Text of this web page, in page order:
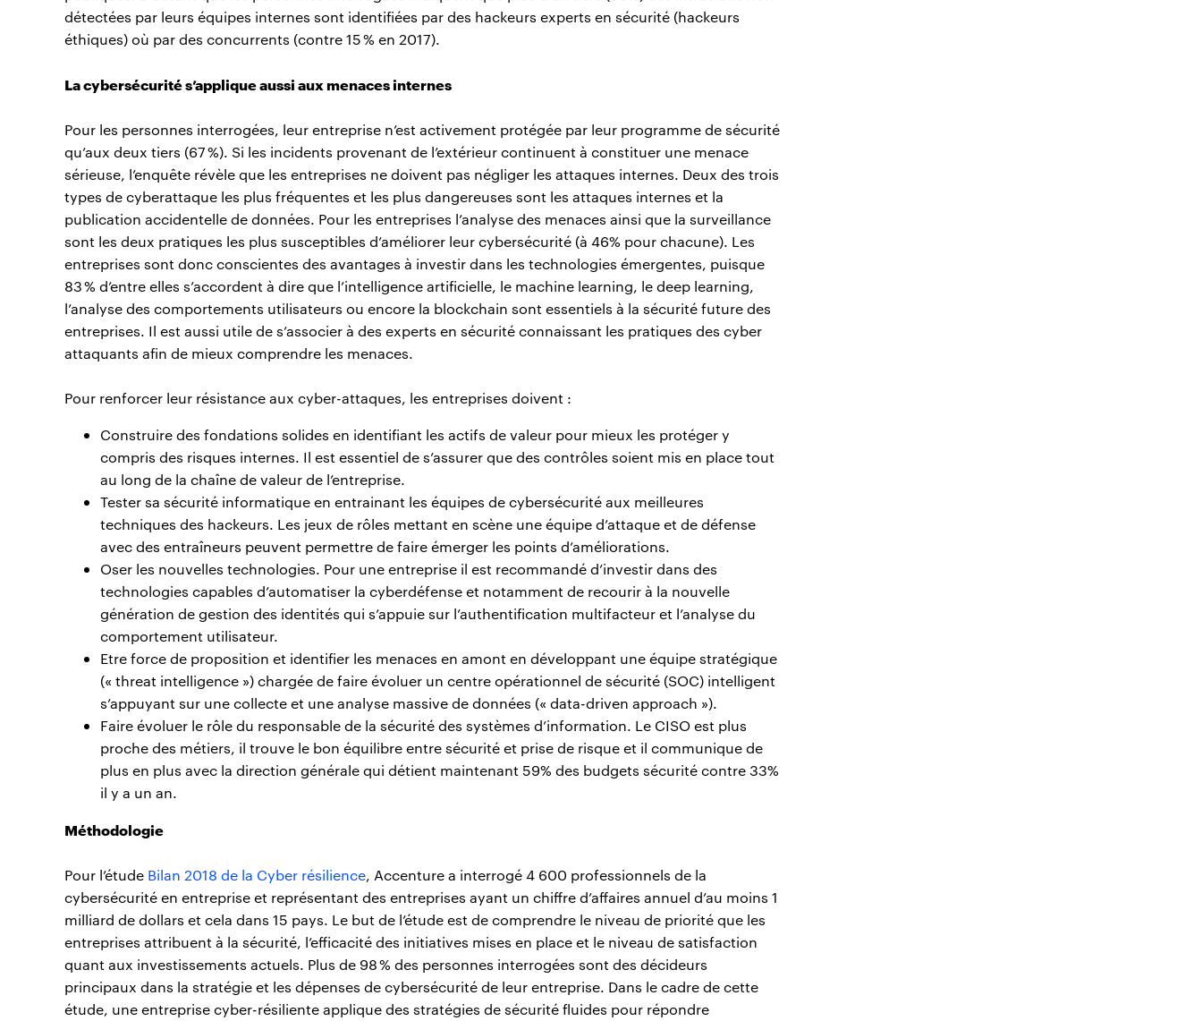
détectées par leurs équipes internes sont identifiées par des hackeurs experts en sécurité (hackeurs
éthiques) où par des concurrents (contre 15 % en 2017).
La cybersécurité s’applique aussi aux menaces internes
Pour les personnes interrogées, leur entreprise n’est activement protégée par leur programme de sécurité
qu’aux deux tiers (67 %). Si les incidents provenant de l’extérieur continuent à constituer une menace
sérieuse, l’enquête révèle que les entreprises ne doivent pas négliger les attaques internes. Deux des trois
types de cyberattaque les plus fréquentes et les plus dangereuses sont les attaques internes et la
publication accidentelle de données. Pour les entreprises l’analyse des menaces ainsi que la surveillance
sont les deux pratiques les plus susceptibles d’améliorer leur cybersécurité (à 46% pour chacune). Les
entreprises sont donc conscientes des avantages à investir dans les technologies émergentes, puisque
83 % d’entre elles s’accordent à dire que l’intelligence artificielle, le machine learning, le deep learning,
l’analyse des comportements utilisateurs ou encore la blockchain sont essentiels à la sécurité future des
entreprises. Il est aussi utile de s’associer à des experts en sécurité connaissant les pratiques des cyber
attaquants afin de mieux comprendre les menaces.
Pour renforcer leur résistance aux cyber-attaques, les entreprises doivent :
Construire des fondations solides en identifiant les actifs de valeur pour mieux les protéger y
compris des risques internes. Il est essentiel de s’assurer que des contrôles soient mis en place tout
au long de la chaîne de valeur de l’entreprise.
Tester sa sécurité informatique en entrainant les équipes de cybersécurité aux meilleures
techniques des hackeurs. Les jeux de rôles mettant en scène une équipe d’attaque et de défense
avec des entraîneurs peuvent permettre de faire émerger les points d’améliorations.
Oser les nouvelles technologies. Pour une entreprise il est recommandé d’investir dans des
technologies capables d’automatiser la cyberdéfense et notamment de recourir à la nouvelle
génération de gestion des identités qui s’appuie sur l’authentification multifacteur et l’analyse du
comportement utilisateur.
Etre force de proposition et identifier les menaces en amont en développant une équipe stratégique
(« threat intelligence ») chargée de faire évoluer un centre opérationnel de sécurité (SOC) intelligent
s’appuyant sur une collecte et une analyse massive de données (« data-driven approach »).
Faire évoluer le rôle du responsable de la sécurité des systèmes d’information. Le CISO est plus
proche des métiers, il trouve le bon équilibre entre sécurité et prise de risque et il communique de
plus en plus avec la direction générale qui détient maintenant 59% des budgets sécurité contre 33%
il y a un an.
Méthodologie
Pour l’étude Bilan 2018 de la Cyber résilience, Accenture a interrogé 4 600 professionnels de la
cybersécurité en entreprise et représentant des entreprises ayant un chiffre d’affaires annuel d’au moins 1
milliard de dollars et cela dans 15 pays. Le but de l’étude est de comprendre le niveau de priorité que les
entreprises attribuent à la sécurité, l’efficacité des initiatives mises en place et le niveau de satisfaction
quant aux investissements actuels. Plus de 98 % des personnes interrogées sont des décideurs
principaux dans la stratégie et les dépenses de cybersécurité de leur entreprise. Dans le cadre de cette
étude, une entreprise cyber-résiliente applique des stratégies de sécurité fluides pour répondre